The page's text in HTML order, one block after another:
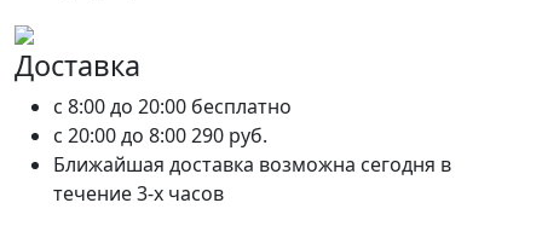
Доставка
c 8:00 до 20:00 бесплатно
c 20:00 до 8:00290 руб.
Ближайшая доставка возможна сегодня в
течение 3-х часов